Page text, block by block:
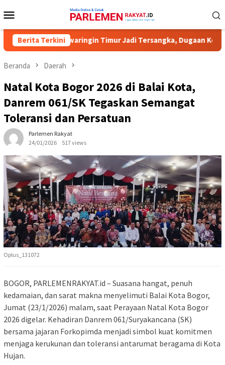
ke
Mobile
Berita Terkini
Kotawaringin Timur Jadi Tersangka, Dugaan Korupsi
Beranda Daerah
Natal Kota Bogor 2026 di Balai Kota,
Danrem 061/SK Tegaskan Semangat
Toleransi dan Persatuan
Parlemen Rakyat
24/01/2026
517 views
Oplus_131072
BOGOR, PARLEMENRAKYAT.id – Suasana hangat, penuh
kedamaian, dan sarat makna menyelimuti Balai Kota Bogor,
Jumat (23/1/2026) malam, saat Perayaan Natal Kota Bogor
2026 digelar. Kehadiran Danrem 061/Suryakancana (SK)
bersama jajaran Forkopimda menjadi simbol kuat komitmen
menjaga kerukunan dan toleransi antarumat beragama di Kota
Hujan.